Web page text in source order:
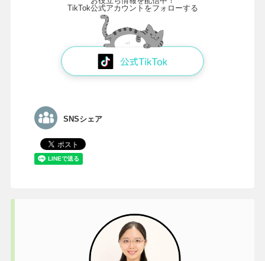
TikTok公式アカウントをフォローする
SNSシェア